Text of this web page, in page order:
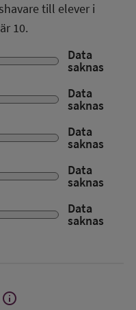
till elever i
10.
Data
saknas
Data
saknas
Data
saknas
Data
saknas
Data
saknas
Visa
info